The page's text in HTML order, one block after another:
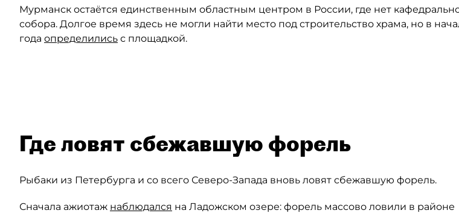
Мурманск остаётся единственным областным центром в России, где нет
собора. Долгое время здесь не могли найти место под строительство храма, но в
года определились с площадкой.
Где ловят сбежавшую форель
Рыбаки из Петербурга и со всего Северо-Запада вновь ловят сбежавшую форель.
Сначала ажиотаж наблюдался на Ладожском озере: форель массово ловили в районе